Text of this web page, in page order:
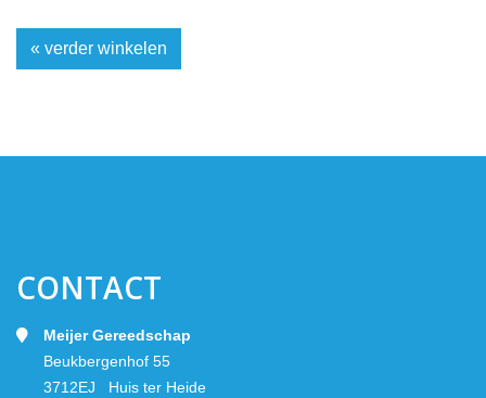
« verder winkelen
CONTACT
Meijer Gereedschap
Beukbergenhof 55
3712EJ Huis ter Heide